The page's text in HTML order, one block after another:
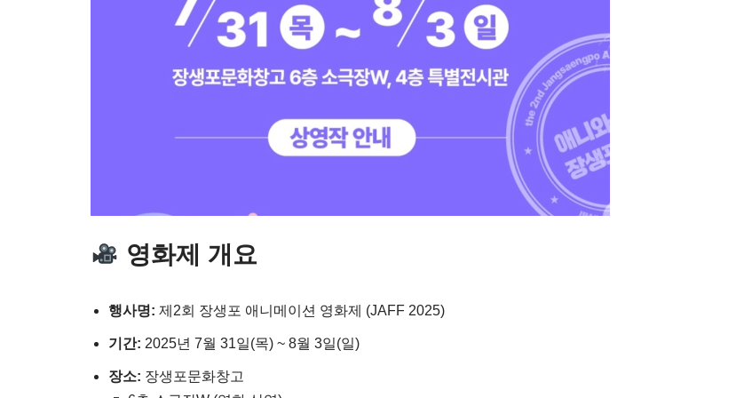
영화제 개요
행사명: 제2회 장생포 애니메이션 영화제 (JAFF 2025)
기간: 2025년 7월 31일(목) ~ 8월 3일(일)
장소: 장생포문화창고